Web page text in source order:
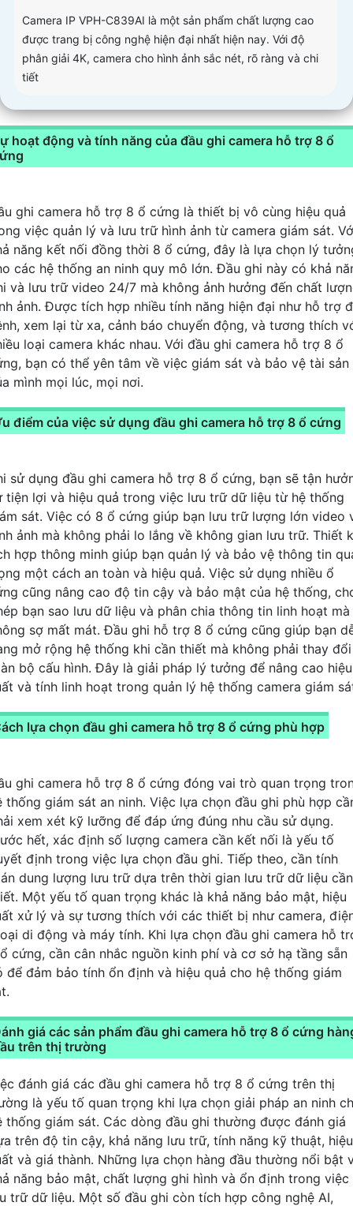
Camera IP VPH-C839AI là một sản phẩm chất lượng cao
được trang bị công nghệ hiện đại nhất hiện nay. Với độ
phân giải 4K, camera cho hình ảnh sắc nét, rõ ràng và chi
tiết
hoạt động và tính năng của đầu ghi camera hỗ trợ 8 ổ
ghi camera hỗ trợ 8 ổ cứng là thiết bị vô cùng hiệu quả
việc quản lý và lưu trữ hình ảnh từ camera giám sát.
năng kết nối đồng thời 8 ổ cứng, đây là lựa chọn lý
các hệ thống an ninh quy mô lớn. Đầu ghi này có khả
và lưu trữ video 24/7 mà không ảnh hưởng đến chất
ảnh. Được tích hợp nhiều tính năng hiện đại như hỗ trợ
xem lại từ xa, cảnh báo chuyển động, và tương thích
loại camera khác nhau. Với đầu ghi camera hỗ trợ 8 ổ
bạn có thể yên tâm về việc giám sát và bảo vệ tài sản
mình mọi lúc, mọi nơi.
điểm của việc sử dụng đầu ghi camera hỗ trợ 8 ổ cứng
sử dụng đầu ghi camera hỗ trợ 8 ổ cứng, bạn sẽ tận
tiện lợi và hiệu quả trong việc lưu trữ dữ liệu từ hệ thống
sát. Việc có 8 ổ cứng giúp bạn lưu trữ lượng lớn video
ảnh mà không phải lo lắng về không gian lưu trữ. Thiết
hợp thông minh giúp bạn quản lý và bảo vệ thông tin
một cách an toàn và hiệu quả. Việc sử dụng nhiều ổ
cũng nâng cao độ tin cậy và bảo mật của hệ thống,
bạn sao lưu dữ liệu và phân chia thông tin linh hoạt mà
sợ mất mát. Đầu ghi hỗ trợ 8 ổ cứng cũng giúp bạn
mở rộng hệ thống khi cần thiết mà không phải thay đổi
bộ cấu hình. Đây là giải pháp lý tưởng để nâng cao hiệu
và tính linh hoạt trong quản lý hệ thống camera giám
lựa chọn đầu ghi camera hỗ trợ 8 ổ cứng phù hợp
ghi camera hỗ trợ 8 ổ cứng đóng vai trò quan trọng
thống giám sát an ninh. Việc lựa chọn đầu ghi phù hợp
xem xét kỹ lưỡng để đáp ứng đúng nhu cầu sử dụng.
hết, xác định số lượng camera cần kết nối là yếu tố
định trong việc lựa chọn đầu ghi. Tiếp theo, cần tính
dung lượng lưu trữ dựa trên thời gian lưu trữ dữ liệu cần
Một yếu tố quan trọng khác là khả năng bảo mật, hiệu
xử lý và sự tương thích với các thiết bị như camera,
di động và máy tính. Khi lựa chọn đầu ghi camera hỗ
cứng, cần cân nhắc nguồn kinh phí và cơ sở hạ tầng sẵn
để đảm bảo tính ổn định và hiệu quả cho hệ thống giám
giá các sản phẩm đầu ghi camera hỗ trợ 8 ổ cứng
trên thị trường
đánh giá các đầu ghi camera hỗ trợ 8 ổ cứng trên thị
là yếu tố quan trọng khi lựa chọn giải pháp an ninh
thống giám sát. Các dòng đầu ghi thường được đánh giá
trên độ tin cậy, khả năng lưu trữ, tính năng kỹ thuật, hiệu
và giá thành. Những lựa chọn hàng đầu thường nổi bật
năng bảo mật, chất lượng ghi hình và ổn định trong việc
trữ dữ liệu. Một số đầu ghi còn tích hợp công nghệ AI,